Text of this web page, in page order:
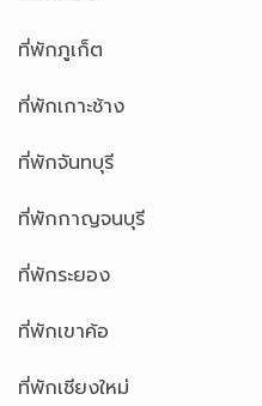
ที่พักภูเก็ต
ที่พักเกาะช้าง
ที่พักจันทบุรี
ที่พักกาญจนบุรี
ที่พักระยอง
ที่พักเขาค้อ
ที่พักเชียงใหม่